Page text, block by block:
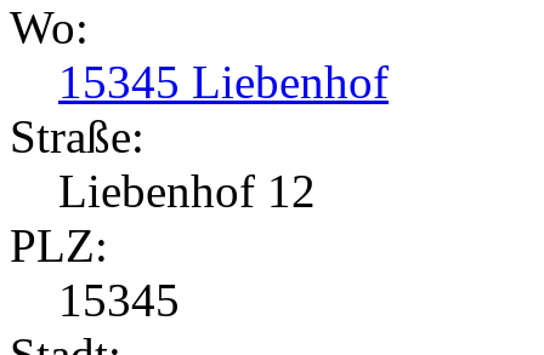
Wo:
15345 Liebenhof
Straße:
Liebenhof 12
PLZ:
15345